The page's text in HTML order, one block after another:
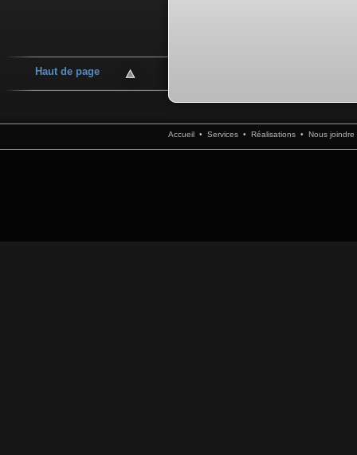
Haut de page
Accueil • Services • Réalisations • Nous joindre